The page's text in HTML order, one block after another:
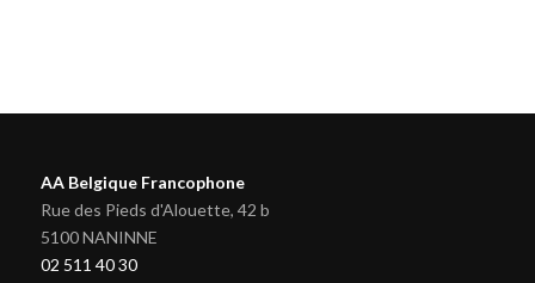
AA Belgique Francophone
Rue des Pieds d'Alouette, 42 b
5100 NANINNE
02 511 40 30